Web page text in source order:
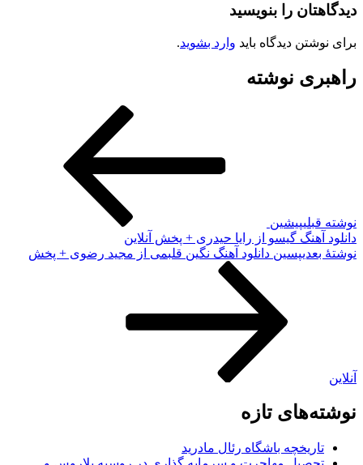
دیدگاهتان را بنویسید
برای نوشتن دیدگاه باید وارد بشوید.
راهبری نوشته
نوشته قبلیپیشین
دانلود آهنگ گیسو از رایا حیدری + پخش آنلاین
نوشته‌ٔ بعدیپسین دانلود آهنگ نگین قلبمی از مجید رضوی + پخش
آنلاین
نوشته‌های تازه
تاریخچه باشگاه رئال مادرید